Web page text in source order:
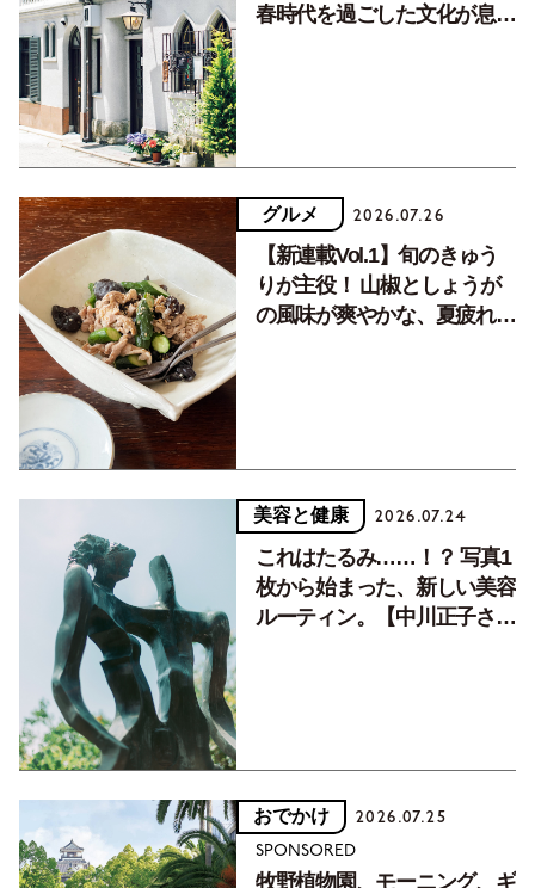
春時代を過ごした文化が息づ
グルメ 2026.07.26
【新連載Vol.1】旬のきゅう
りが主役！ 山椒としょうが
の風味が爽やかな、夏疲れを
美容と健康 2026.07.24
これはたるみ……！？ 写真1
枚から始まった、新しい美容
ルーティン。【中川正子さん
おでかけ 2026.07.25
SPONSORED
牧野植物園、モーニング、ギ